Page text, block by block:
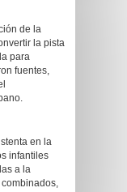
de la
la pista
para
fuentes,
en la
infantiles
a la